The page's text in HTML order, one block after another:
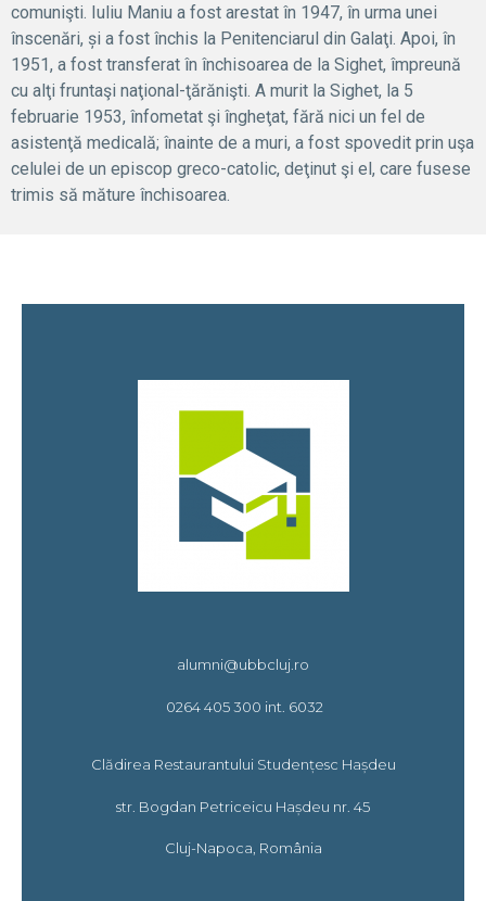
comunişti. Iuliu Maniu a fost arestat în 1947, în urma unei
înscenări, și a fost închis la Penitenciarul din Galaţi. Apoi, în
1951, a fost transferat în închisoarea de la Sighet, împreună
cu alţi fruntaşi naţional-ţărănişti. A murit la Sighet, la 5
februarie 1953, înfometat şi îngheţat, fără nici un fel de
asistenţă medicală; înainte de a muri, a fost spovedit prin uşa
celulei de un episcop greco-catolic, deţinut şi el, care fusese
trimis să măture închisoarea.
alumni@ubbcluj.ro
0264 405 300 int. 6032
Clădirea Restaurantului Studențesc Hașdeu
str. Bogdan Petriceicu Hașdeu nr. 45
Cluj-Napoca, România